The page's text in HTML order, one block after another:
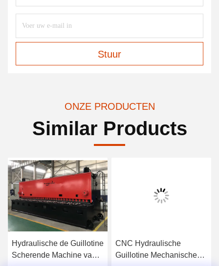
Stuur
ONZE PRODUCTEN
Similar Products
Hydraulische de Guillotine
Scherende Machine van
CNC Hydraulische
Guillotine Mechanische